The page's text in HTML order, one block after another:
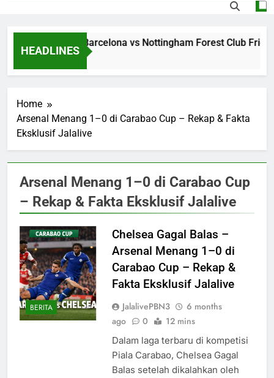
HEADLINES
Jalalive Barcelona vs Nottingham Forest Club
Hours Ago
Home
Arsenal Menang 1–0 di Carabao Cup – Rekap & Fakta
Eksklusif Jalalive
Arsenal Menang 1–0 di Carabao Cup
– Rekap & Fakta Eksklusif Jalalive
BERITA
Chelsea Gagal Balas –
Arsenal Menang 1–0 di
Carabao Cup – Rekap &
Fakta Eksklusif Jalalive
JalalivePBN3
6 months
ago
0 12 mins
Dalam laga terbaru di kompetisi
Piala Carabao, Chelsea Gagal
Balas setelah dikalahkan oleh